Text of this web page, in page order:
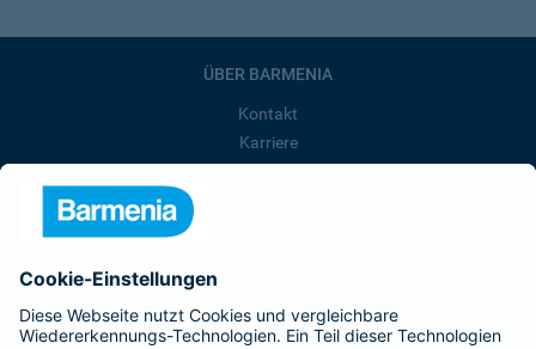
ÜBER BARMENIA
Kontakt
Karriere
Barmenia ist Teil der BarmeniaGothaer
BELIEBTE SEITEN